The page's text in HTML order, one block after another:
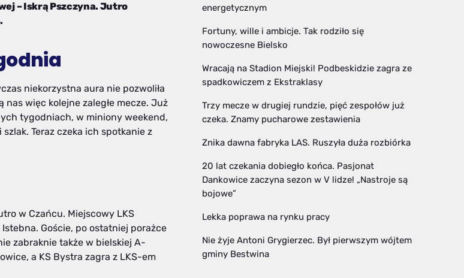
– Iskrą Pszczyna. Jutro
niekorzystna aura nie pozwoliła
więc kolejne zaległe mecze. Już
tygodniach, w miniony weekend,
Teraz czeka ich spotkanie z
w Czańcu. Miejscowy LKS
Goście, po ostatniej porażce
zabraknie także w bielskiej A-
a KS Bystra zagra z LKS-em
energetycznym
Fortuny, wille i ambicje. Tak rodziło się
nowoczesne Bielsko
Wracają na Stadion Miejski! Podbeskidzie zagra ze
spadkowiczem z Ekstraklasy
Trzy mecze w drugiej rundzie, pięć zespołów już
czeka. Znamy pucharowe zestawienia
Znika dawna fabryka LAS. Ruszyła duża rozbiórka
20 lat czekania dobiegło końca. Pasjonat
Dankowice zaczyna sezon w V lidze! „Nastroje są
bojowe”
Lekka poprawa na rynku pracy
Nie żyje Antoni Grygierzec. Był pierwszym wójtem
gminy Bestwina